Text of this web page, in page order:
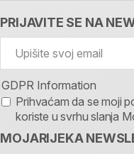
PRIJAVITE SE NA
GDPR Information
Prihvaćam da se moji
koriste u svrhu slanja
MOJARIJEKA